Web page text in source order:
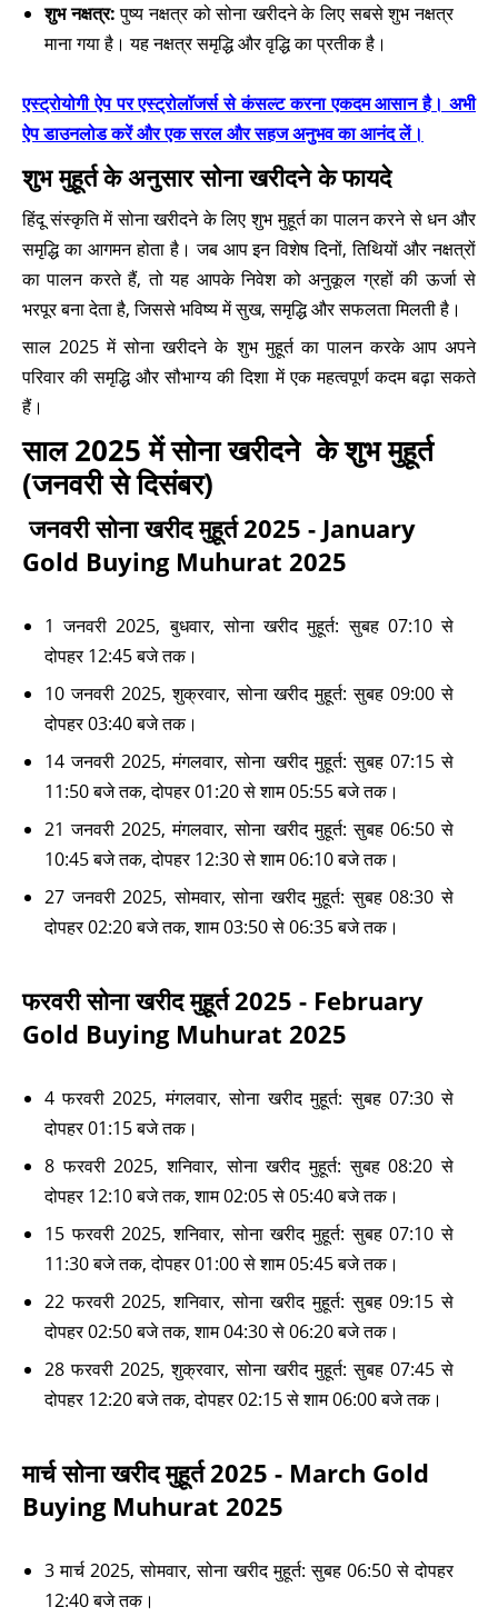
शुभ नक्षत्र:पुष्य नक्षत्र को सोना खरीदने के लिए सबसे शुभ नक्षत्र
माना गया है। यह नक्षत्र समृद्धि और वृद्धि का प्रतीक है।
एस्ट्रोयोगी ऐप पर एस्ट्रोलॉजर्स से कंसल्ट करना एकदम आसान है। अभी
ऐप डाउनलोड करें और एक सरल और सहज अनुभव का आनंद लें।
शुभ मुहूर्त के अनुसार सोना खरीदने के फायदे
हिंदू संस्कृति में सोना खरीदने के लिए शुभ मुहूर्त का पालन करने से धन और
समृद्धि का आगमन होता है। जब आप इन विशेष दिनों, तिथियों और नक्षत्रों
का पालन करते हैं, तो यह आपके निवेश को अनुकूल ग्रहों की ऊर्जा से
भरपूर बना देता है, जिससे भविष्य में सुख, समृद्धि और सफलता मिलती है।
साल 2025 में सोना खरीदने के शुभ मुहूर्त का पालन करके आप अपने
परिवार की समृद्धि और सौभाग्य की दिशा में एक महत्वपूर्ण कदम बढ़ा सकते
हैं।
साल 2025 में सोना खरीदने के शुभ मुहूर्त
(जनवरी से दिसंबर)
जनवरी सोना खरीद मुहूर्त 2025 - January
Gold Buying Muhurat 2025
1 जनवरी 2025, बुधवार, सोना खरीद मुहूर्त: सुबह 07:10 से
दोपहर 12:45 बजे तक।
10 जनवरी 2025, शुक्रवार, सोना खरीद मुहूर्त: सुबह 09:00 से
दोपहर 03:40 बजे तक।
14 जनवरी 2025, मंगलवार, सोना खरीद मुहूर्त: सुबह 07:15 से
11:50 बजे तक, दोपहर 01:20 से शाम 05:55 बजे तक।
21 जनवरी 2025, मंगलवार, सोना खरीद मुहूर्त: सुबह 06:50 से
10:45 बजे तक, दोपहर 12:30 से शाम 06:10 बजे तक।
27 जनवरी 2025, सोमवार, सोना खरीद मुहूर्त: सुबह 08:30 से
दोपहर 02:20 बजे तक, शाम 03:50 से 06:35 बजे तक।
फरवरी सोना खरीद मुहूर्त 2025 - February
Gold Buying Muhurat 2025
4 फरवरी 2025, मंगलवार, सोना खरीद मुहूर्त: सुबह 07:30 से
दोपहर 01:15 बजे तक।
8 फरवरी 2025, शनिवार, सोना खरीद मुहूर्त: सुबह 08:20 से
दोपहर 12:10 बजे तक, शाम 02:05 से 05:40 बजे तक।
15 फरवरी 2025, शनिवार, सोना खरीद मुहूर्त: सुबह 07:10 से
11:30 बजे तक, दोपहर 01:00 से शाम 05:45 बजे तक।
22 फरवरी 2025, शनिवार, सोना खरीद मुहूर्त: सुबह 09:15 से
दोपहर 02:50 बजे तक, शाम 04:30 से 06:20 बजे तक।
28 फरवरी 2025, शुक्रवार, सोना खरीद मुहूर्त: सुबह 07:45 से
दोपहर 12:20 बजे तक, दोपहर 02:15 से शाम 06:00 बजे तक।
मार्च सोना खरीद मुहूर्त 2025 - March Gold
Buying Muhurat 2025
3 मार्च 2025, सोमवार, सोना खरीद मुहूर्त: सुबह 06:50 से दोपहर
12:40 बजे तक।